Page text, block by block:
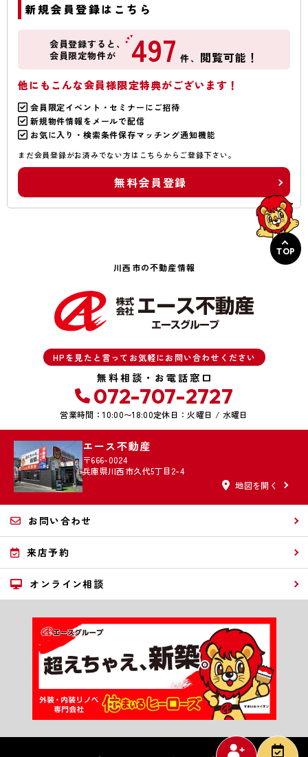
新規会員登録はこちら
会員登録すると、
会員限定物件が
497 件、 閲覧可能！
他にもこんな会員様限定特典がございます！
会員限定イベント・セミナーにご招待
新規物件情報をメールで配信
お気に入り・検索条件保存マッチング通知機能
まだ会員登録がお済みでない方はこちらからご登録下さい。
無料会員登録
TOP
川西市の不動産情報
HPを見たと言ってお気軽にお問い合わせください
無料相談・お電話窓口
072-707-2727
営業時間：10:00〜18:00定休日：火曜日 / 水曜日
エース不動産
〒666-0024
兵庫県川西市久代5丁目2-4
地図を開く
お問い合わせ
来店予約
オンライン相談